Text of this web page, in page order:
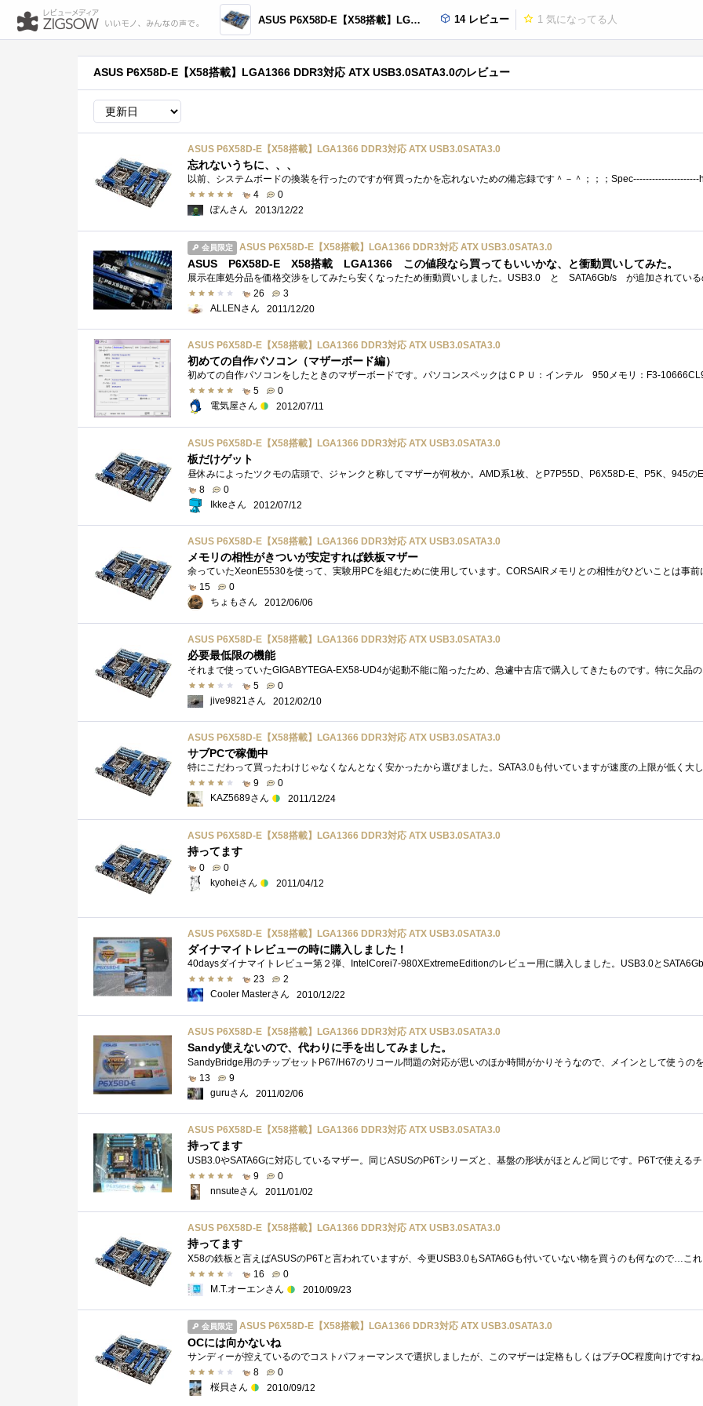
ASUS P6X58D-E【X58搭載】LGA1366 DDR3対応 ATX USB3.0SATA3.0 14 レビュー 1 気になってる人
ASUS P6X58D-E【X58搭載】LGA1366 DDR3対応 ATX USB3.0SATA3.0のレビュー
ASUS P6X58D-E【X58搭載】LGA1366 DDR3対応 ATX USB3.0SATA3.0
忘れないうちに、、、
4
0
ぽんさん
2013/12/22
会員限定 ASUS P6X58D-E【X58搭載】LGA1366 DDR3対応 ATX USB3.0SATA3.0
ASUS P6X58D-E X58搭載 LGA1366 この値段なら買ってもいいかな、と衝動買いしてみた。
26
3
ALLENさん
2011/12/20
ASUS P6X58D-E【X58搭載】LGA1366 DDR3対応 ATX USB3.0SATA3.0
初めての自作パソコン（マザーボード編）
5
0
電気屋さん
2012/07/11
ASUS P6X58D-E【X58搭載】LGA1366 DDR3対応 ATX USB3.0SATA3.0
板だけゲット
8
0
Ikkeさん
2012/07/12
ASUS P6X58D-E【X58搭載】LGA1366 DDR3対応 ATX USB3.0SATA3.0
メモリの相性がきついが安定すれば鉄板マザー
15
0
ちょもさん
2012/06/06
ASUS P6X58D-E【X58搭載】LGA1366 DDR3対応 ATX USB3.0SATA3.0
必要最低限の機能
5
0
jive9821さん
2012/02/10
ASUS P6X58D-E【X58搭載】LGA1366 DDR3対応 ATX USB3.0SATA3.0
サブPCで稼働中
9
0
KAZ5689さん
2011/12/24
ASUS P6X58D-E【X58搭載】LGA1366 DDR3対応 ATX USB3.0SATA3.0
持ってます
0
0
kyoheiさん
2011/04/12
ASUS P6X58D-E【X58搭載】LGA1366 DDR3対応 ATX USB3.0SATA3.0
ダイナマイトレビューの時に購入しました！
23
2
Cooler Masterさん
2010/12/22
ASUS P6X58D-E【X58搭載】LGA1366 DDR3対応 ATX USB3.0SATA3.0
Sandy使えないので、代わりに手を出してみました。
13
9
guruさん
2011/02/06
ASUS P6X58D-E【X58搭載】LGA1366 DDR3対応 ATX USB3.0SATA3.0
持ってます
9
0
nnsuteさん
2011/01/02
ASUS P6X58D-E【X58搭載】LGA1366 DDR3対応 ATX USB3.0SATA3.0
持ってます
16
0
M.T.オーエンさん
2010/09/23
会員限定 ASUS P6X58D-E【X58搭載】LGA1366 DDR3対応 ATX USB3.0SATA3.0
OCには向かないね
8
0
桜貝さん
2010/09/12